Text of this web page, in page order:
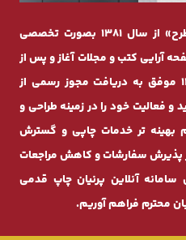
کانون آگهی و تبلیغات «پرنیان طرح» از سال 1381 بصورت تخصصی
‌آرایی کتب و مجلات آغاز و پس از
گذشت چندیـن سال در سال 1396 موفق به دریافت مجوز رسمی از
و فعالیت خود را در زمینه طراحی و
بهینه ‌تر خدمات چاپی و گسترش
پذیرش سفارشات و کاهش مراجعات
آنلاین پرنیان ‌چاپ قدمی
محترم فراهم آوریم.